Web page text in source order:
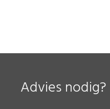
Advies nodig?